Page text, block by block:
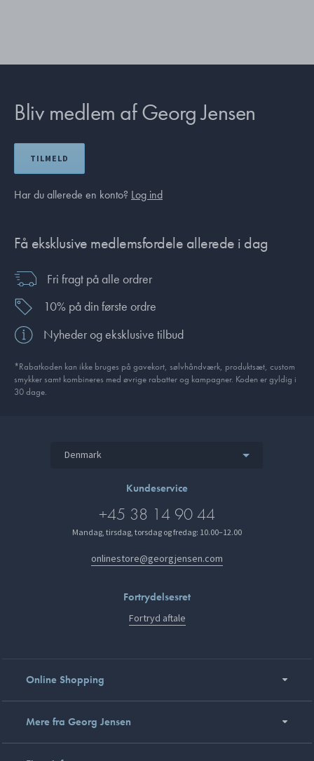
Bliv medlem af Georg Jensen
TILMELD
Har du allerede en konto? Log ind
Få eksklusive medlemsfordele allerede i dag
Fri fragt på alle ordrer
10% på din første ordre
Nyheder og eksklusive tilbud
*Rabatkoden kan ikke bruges på gavekort, sølvhåndværk, produktsæt, custom
smykker samt kombineres med øvrige rabatter og kampagner. Koden er gyldig i
30 dage.
Denmark
Kundeservice
+45 38 14 90 44
Mandag, tirsdag, torsdag og fredag: 10.00–12.00
onlinestore@georgjensen.com
Fortrydelsesret
Fortryd aftale
Online Shopping
Mere fra Georg Jensen